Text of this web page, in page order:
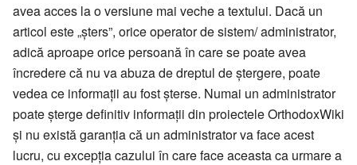
avea acces la o versiune mai veche a textului. Dacă un
articol este „șters”, orice operator de sistem/ administrator,
adică aproape orice persoană în care se poate avea
încredere că nu va abuza de dreptul de ștergere, poate
vedea ce informații au fost șterse. Numai un administrator
poate șterge definitiv informații din proiectele OrthodoxWiki
și nu există garanția că un administrator va face acest
lucru, cu excepția cazului în care face aceasta ca urmare a